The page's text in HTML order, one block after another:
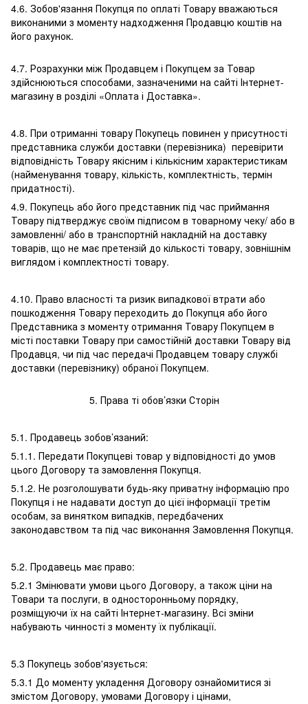
4.6. Зобов'язання Покупця по оплаті Товару вважаються
виконаними з моменту надходження Продавцю коштів на
його рахунок.
4.7. Розрахунки між Продавцем і Покупцем за Товар
здійснюються способами, зазначеними на сайті Інтернет-
магазину в розділі «Оплата і Доставка».
4.8. При отриманні товару Покупець повинен у присутності
представника служби доставки (перевізника) перевірити
відповідність Товару якісним і кількісним характеристикам
(найменування товару, кількість, комплектність, термін
придатності).
4.9. Покупець або його представник під час приймання
Товару підтверджує своїм підписом в товарному чеку/ або в
замовленні/ або в транспортній накладній на доставку
товарів, що не має претензій до кількості товару, зовнішнім
виглядом і комплектності товару.
4.10. Право власності та ризик випадкової втрати або
пошкодження Товару переходить до Покупця або його
Представника з моменту отримання Товару Покупцем в
місті поставки Товару при самостійній доставки Товару від
Продавця, чи під час передачі Продавцем товару службі
доставки (перевізнику) обраної Покупцем.
5. Права ті обов’язки Сторін
5.1. Продавець зобов’язаний:
5.1.1. Передати Покупцеві товар у відповідності до умов
цього Договору та замовлення Покупця.
5.1.2. Не розголошувати будь-яку приватну інформацію про
Покупця і не надавати доступ до цієї інформації третім
особам, за винятком випадків, передбачених
законодавством та під час виконання Замовлення Покупця.
5.2. Продавець має право:
5.2.1 Змінювати умови цього Договору, а також ціни на
Товари та послуги, в односторонньому порядку,
розміщуючи їх на сайті Інтернет-магазину. Всі зміни
набувають чинності з моменту їх публікації.
5.3 Покупець зобов'язується:
5.3.1 До моменту укладення Договору ознайомитися зі
змістом Договору, умовами Договору і цінами,